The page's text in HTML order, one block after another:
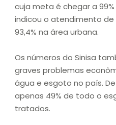
cuja meta é chegar a
indicou o atendimento de
93,4% na área urbana.
Os números do Sinisa
graves problemas
água e esgoto no país.
apenas 49% de todo o
tratados.